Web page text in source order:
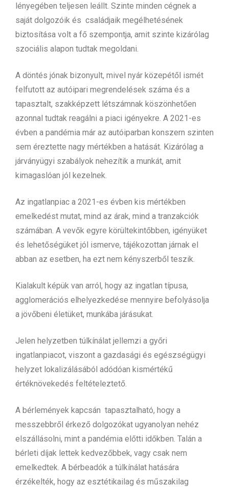
lényegében teljesen leállt. Szinte minden cégnek a
saját dolgozóik és családjaik megélhetésének
biztosítása volt a fő szempontja, amit szinte kizárólag
szociális alapon tudtak megoldani.
A döntés jónak bizonyult, mivel nyár közepétől ismét
felfutott az autóipari megrendelések száma és a
tapasztalt, szakképzett létszámnak köszönhetően
azonnal tudtak reagálni a piaci igényekre. A 2021-es
évben a pandémia már az autóiparban konszern szinten
sem éreztette nagy mértékben a hatását. Kizárólag a
járványügyi szabályok nehezítik a munkát, amit
kimagaslóan jól kezelnek.
Az ingatlanpiac a 2021-es évben kis mértékben
emelkedést mutat, mind az árak, mind a tranzakciók
számában. A vevők egyre körültekintőbben, igényüket
és lehetőségüket jól ismerve, tájékozottan járnak el
abban az esetben, ha ezt nem kényszerből teszik.
Kialakult képük van arról, hogy az ingatlan típusa,
agglomerációs elhelyezkedése mennyire befolyásolja
a jövőbeni életüket, munkába járásukat.
Jelen helyzetben túlkínálat jellemzi a győri
ingatlanpiacot, viszont a gazdasági és egészségügyi
helyzet lokalizálásából adódóan kismértékű
értéknövekedés feltételeztető.
A bérlemények kapcsán tapasztalható, hogy a
messzebbről érkező dolgozókat ugyanolyan nehéz
elszállásolni, mint a pandémia előtti időkben. Talán a
bérleti díjak lettek kedvezőbbek, vagy csak nem
emelkedtek. A bérbeadók a túlkínálat hatására
érzékelték, hogy az esztétikailag és műszakilag